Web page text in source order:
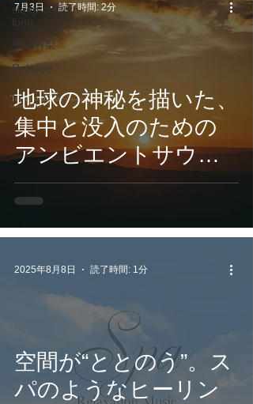
sleep-column-
long
平沼有梨
Release
地球の神秘を描いた、
集中と没入のための
アンビエントサウン
ド。CROIX
HEALING『
TerranovaPulse -
HiddenMantles 』7月
3日配信開始
7月3日 読了時間: 2分
空間が“ととのう”。ス
パのようなヒーリン
2025年8月8日 読了時間: 1分